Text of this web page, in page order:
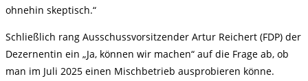
ohnehin skeptisch.“
Schließlich rang Ausschussvorsitzender Artur Reichert (FDP) der
Dezernentin ein „Ja, können wir machen“ auf die Frage ab, ob
man im Juli 2025 einen Mischbetrieb ausprobieren könne.